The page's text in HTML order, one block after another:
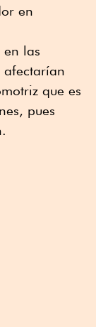
en
en las
afectarían
que es
pues